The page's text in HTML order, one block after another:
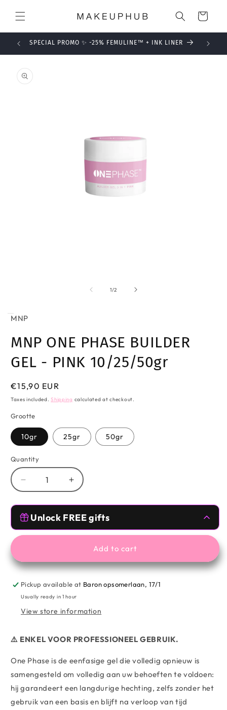
content
Cart
SPECIAL PROMO ✨ -25% FEMULINE™ + INK LINER
product
information
1/of
2
MNP
MNP ONE PHASE BUILDER
GEL - PINK 10/25/50gr
Regular
price
€15,90 EUR
Taxes included.Shipping calculated at checkout.
Grootte
10gr 25gr 50gr
Quantity
Decrease
quantity
for
MNP
PHASE
-
PINK
10/25/50gr
Increase
quantity
for
MNP
PHASE
BUILDER
-
PINK
10/25/50gr
Unlock FREE gifts
Free Gifts 🥰
Spend€59.00more fromMESAUDA,
TOMVMAKEUP to unlock
Free Gifts 🥰
Spend€99.00more from MESAUDA
TOMVMAKEUP
Add to cart
Pickup available at Baron opsomerlaan, 17/1
Usually ready in 1 hour
View store information
⚠️ ENKEL VOOR PROFESSIONEEL GEBRUIK.
One Phase is de eenfasige gel die volledig opnieuw is
samengesteld om volledig aan uw behoeften te voldoen:
hij garandeert een langdurige hechting, zelfs zonder het
gebruik van een basis en blijft na verloop van tijd